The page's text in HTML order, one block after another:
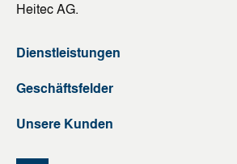
Heitec AG.
Dienstleistungen
Geschäftsfelder
Unsere Kunden